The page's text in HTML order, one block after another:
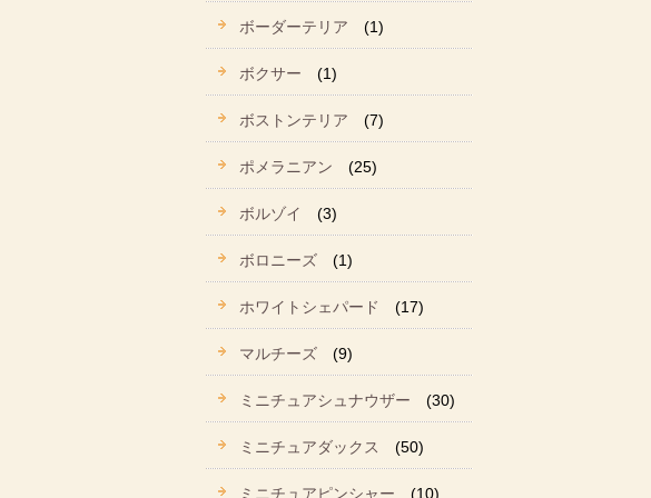
ボーダーテリア (1)
ボクサー (1)
ボストンテリア (7)
ポメラニアン (25)
ボルゾイ (3)
ボロニーズ (1)
ホワイトシェパード (17)
マルチーズ (9)
ミニチュアシュナウザー (30)
ミニチュアダックス (50)
ミニチュアピンシャー (10)